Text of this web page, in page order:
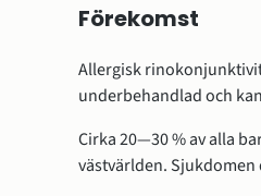
Förekomst
Allergisk
underbehandlad och
Cirka 20—30 % av alla
västvärlden.